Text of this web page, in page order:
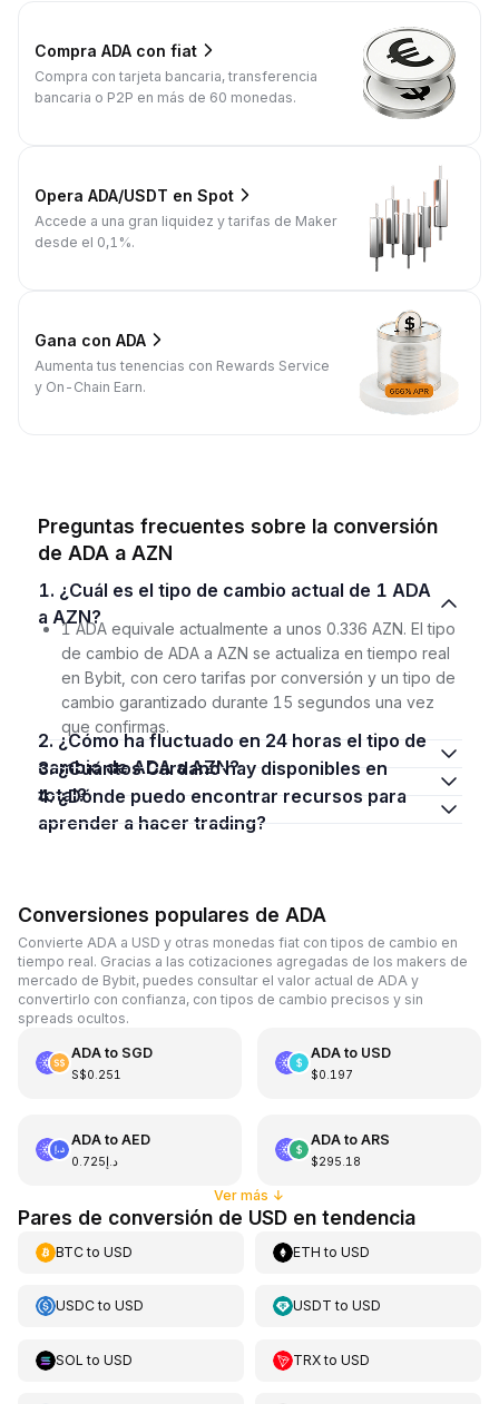
Compra ADA con fiat
Compra con tarjeta bancaria, transferencia
bancaria o P2P en más de 60 monedas.
Opera ADA/USDT en Spot
Accede a una gran liquidez y tarifas de Maker
desde el 0,1%.
Gana con ADA
Aumenta tus tenencias con Rewards Service
y On-Chain Earn.
Preguntas frecuentes sobre la conversión
de ADA a AZN
1. ¿Cuál es el tipo de cambio actual de 1 ADA
a AZN?
1 ADA equivale actualmente a unos 0.336 AZN. El tipo
de cambio de ADA a AZN se actualiza en tiempo real
en Bybit, con cero tarifas por conversión y un tipo de
cambio garantizado durante 15 segundos una vez
que confirmas.
2. ¿Cómo ha fluctuado en 24 horas el tipo de
cambio de ADA a AZN?
3. ¿Cuántos Cardano hay disponibles en
total?
4. ¿Dónde puedo encontrar recursos para
aprender a hacer trading?
Conversiones populares de ADA
Convierte ADA a USD y otras monedas fiat con tipos de cambio en
tiempo real. Gracias a las cotizaciones agregadas de los makers de
mercado de Bybit, puedes consultar el valor actual de ADA y
convertirlo con confianza, con tipos de cambio precisos y sin
spreads ocultos.
ADAto SGD
S$0.251
ADAto USD
$0.197
ADAto AED
د.إ0.725
ADAto ARS
$295.18
Ver más ↓
Pares de conversión de USD en tendencia
BTCto USD ETH toUSD
USDCto USD USDT toUSD
SOL to USD TRXtoUSD